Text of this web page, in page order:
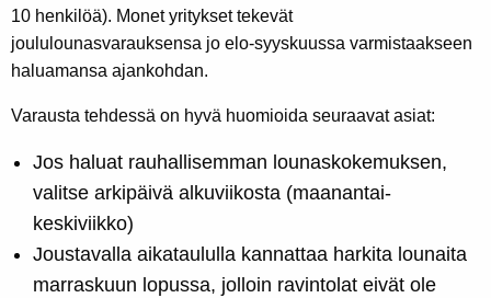
10 henkilöä). Monet yritykset tekevät
joululounasvarauksensa jo elo-syyskuussa varmistaakseen
haluamansa ajankohdan.
Varausta tehdessä on hyvä huomioida seuraavat asiat:
Jos haluat rauhallisemman lounaskokemuksen,
valitse arkipäivä alkuviikosta (maanantai-
keskiviikko)
Joustavalla aikataululla kannattaa harkita lounaita
marraskuun lopussa, jolloin ravintolat eivät ole